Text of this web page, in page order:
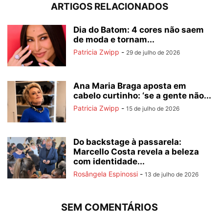
ARTIGOS RELACIONADOS
Dia do Batom: 4 cores não saem
de moda e tornam...
Patricia Zwipp - 29 de julho de 2026
Ana Maria Braga aposta em
cabelo curtinho: ‘se a gente não...
Patricia Zwipp - 15 de julho de 2026
Do backstage à passarela:
Marcello Costa revela a beleza
com identidade...
Rosângela Espinossi - 13 de julho de 2026
SEM COMENTÁRIOS